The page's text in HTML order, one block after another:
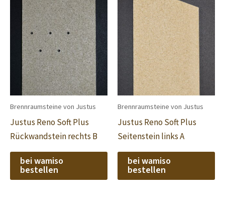
Brennraumsteine von Justus
Justus Reno Soft Plus
Rückwandstein rechts B
bei wamiso
bestellen
Brennraumsteine von Justus
Justus Reno Soft Plus
Seitenstein links A
bei wamiso
bestellen